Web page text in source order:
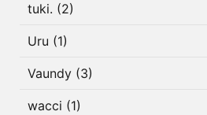
tuki. (2)
Uru (1)
Vaundy (3)
wacci (1)